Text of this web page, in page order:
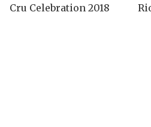
Cru Celebration 2018